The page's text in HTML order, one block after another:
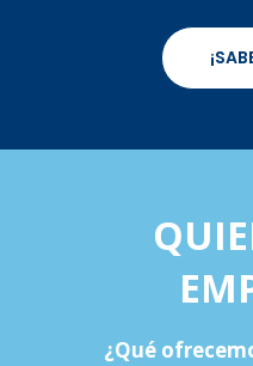
¿Qué